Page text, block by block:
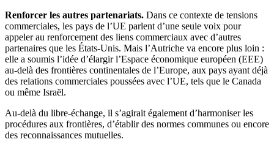
Renforcer les autres partenariats. Dans ce contexte de tensions
commerciales, les pays de l’UE parlent d’une seule voix pour
appeler au renforcement des liens commerciaux avec d’autres
partenaires que les États-Unis. Mais l’Autriche va encore plus loin :
elle a soumis l’idée d’élargir l’Espace économique européen (EEE)
au-delà des frontières continentales de l’Europe, aux pays ayant déjà
des relations commerciales poussées avec l’UE, tels que le Canada
ou même Israël.
Au-delà du libre-échange, il s’agirait également d’harmoniser les
procédures aux frontières, d’établir des normes communes ou encore
des reconnaissances mutuelles.